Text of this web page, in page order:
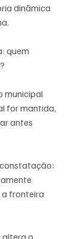
dinâmica
quem
municipal
for mantida,
antes
fronteira
altera o